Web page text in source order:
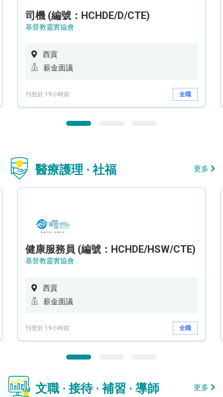
司機 (編號：HCHDE/D/CTE)
基督教靈實協會
西貢
薪金面議
刊登於 19小時前 全職
醫療護理 · 社福 更多
健康服務員 (編號：HCHDE/HSW/CTE)
基督教靈實協會
西貢
薪金面議
刊登於 19小時前 全職
文職 · 接待 · 補習 · 導師 更多